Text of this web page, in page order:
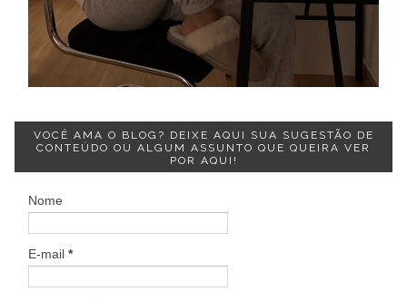
VOCÊ AMA O BLOG? DEIXE AQUI SUA SUGESTÃO DE
CONTEÚDO OU ALGUM ASSUNTO QUE QUEIRA VER
POR AQUI!
Nome
E-mail *